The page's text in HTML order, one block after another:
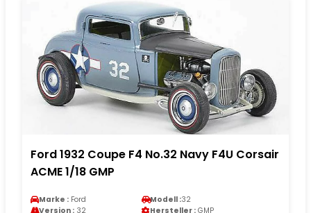
Ford 1932 Coupe F4 No.32 Navy F4U Corsair
ACME 1/18 GMP
Marke : Ford Modell :32
Version : 32 Hersteller : GMP